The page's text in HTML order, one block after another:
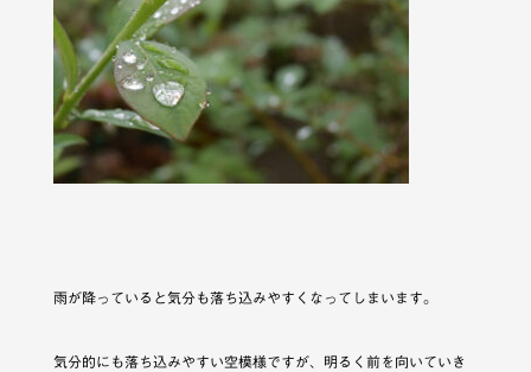
雨が降っていると気分も落ち込みやすくなってしまいます。
気分的にも落ち込みやすい空模様ですが、明るく前を向いていき